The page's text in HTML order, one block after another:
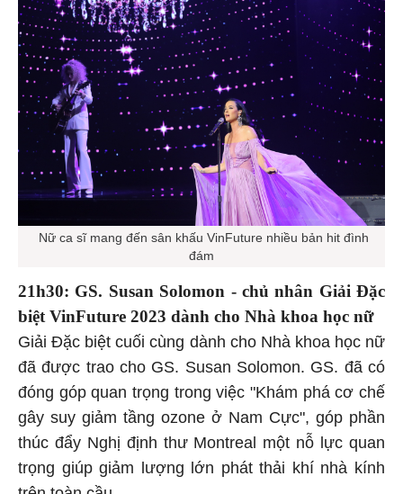
Nữ ca sĩ mang đến sân khấu VinFuture nhiều bản hit đình
đám
21h30: GS. Susan Solomon - chủ nhân Giải Đặc
biệt VinFuture 2023 dành cho Nhà khoa học nữ
Giải Đặc biệt cuối cùng dành cho Nhà khoa học nữ
đã được trao cho GS. Susan Solomon. GS. đã có
đóng góp quan trọng trong việc "Khám phá cơ chế
gây suy giảm tầng ozone ở Nam Cực", góp phần
thúc đẩy Nghị định thư Montreal một nỗ lực quan
trọng giúp giảm lượng lớn phát thải khí nhà kính
trên toàn cầu.